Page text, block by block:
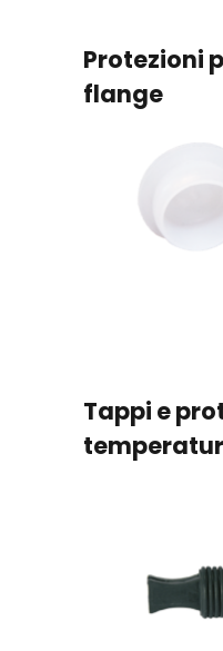
Protezioni
flange
Tappi e